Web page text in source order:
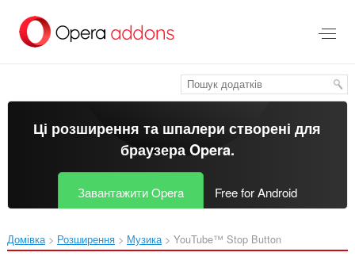
основного
Ці розширення та шпалери створені для
браузера Opera.
Завантажити Opera Free for Android
Домівка Розширення Музика YouTube™ Stop Button‎